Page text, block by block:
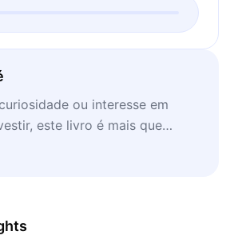
ou interesse em
este livro é mais que
você. Aproveite os